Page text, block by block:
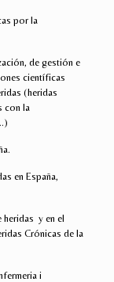
por la
de gestión e
científicas
(heridas
con la
en España,
y en el
Crónicas de la
i